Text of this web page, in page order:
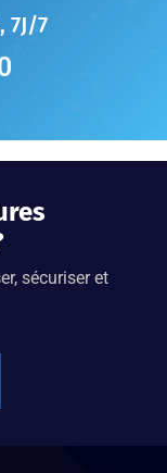
7J/7
sécuriser et